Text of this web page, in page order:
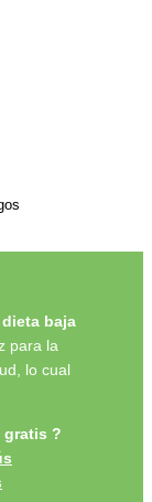
dieta baja
para la
lo cual
gratis ?